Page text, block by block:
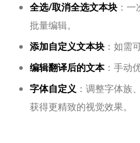
全选/取消全选文本块 ：
批量编辑。
添加自定义文本块 ：如需
编辑翻译后的文本：手动
字体自定义 ：调整字体族
获得更精致的视觉效果。